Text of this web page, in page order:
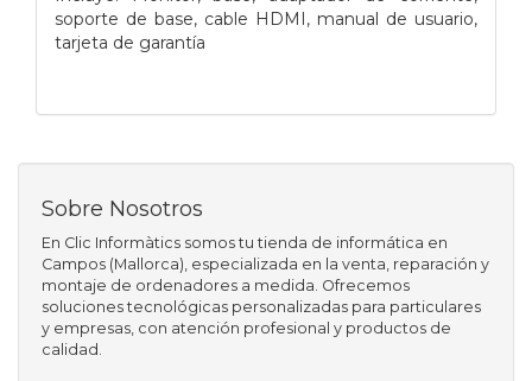
soporte de base, cable HDMI, manual de usuario,
tarjeta de garantía
Sobre Nosotros
En Clic Informàtics somos tu tienda de informática en
Campos (Mallorca), especializada en la venta, reparación y
montaje de ordenadores a medida. Ofrecemos
soluciones tecnológicas personalizadas para particulares
y empresas, con atención profesional y productos de
calidad.